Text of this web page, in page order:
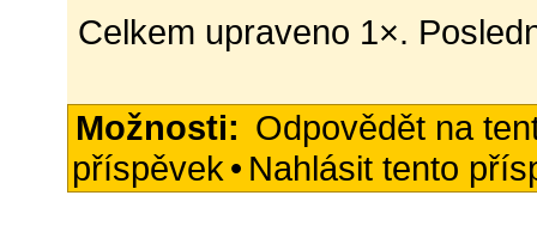
Celkem upraveno 1×.
Možnosti: Odpovědět na
příspěvek • Nahlásit tento